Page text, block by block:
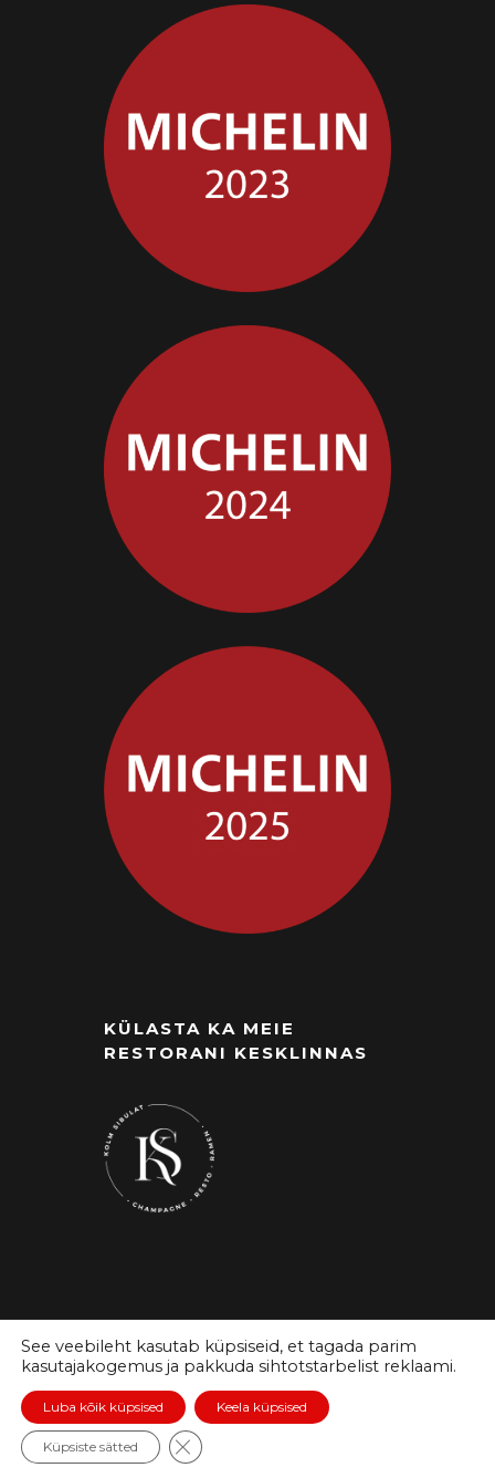
KÜLASTA KA MEIE
RESTORANI KESKLINNAS
© Restoran MOON | Restoran Tri OÜ
See veebileht kasutab küpsiseid, et tagada parim
kasutajakogemus ja pakkuda sihtotstarbelist reklaami.
Luba kõik küpsised Keela küpsised
Küpsiste sätted Close GDPR Cookie Banner